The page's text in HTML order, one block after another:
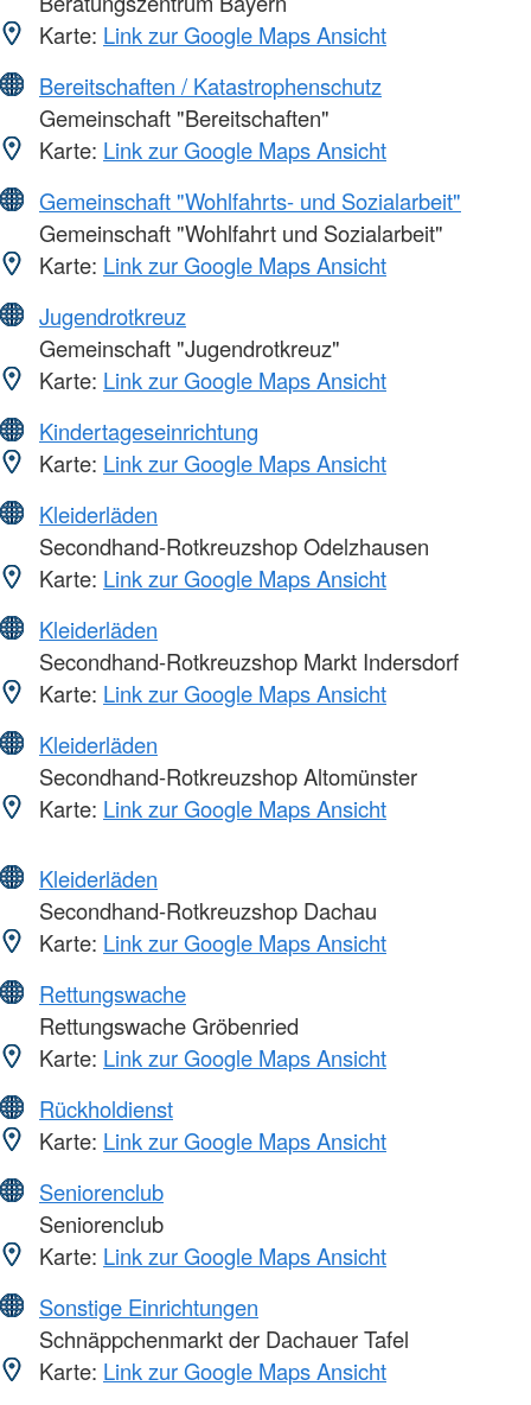
Karte: Link zur Google Maps Ansicht
Bereitschaften / Katastrophenschutz
Gemeinschaft "Bereitschaften"
Karte: Link zur Google Maps Ansicht
Gemeinschaft "Wohlfahrts- und Sozialarbeit"
Gemeinschaft "Wohlfahrt und Sozialarbeit"
Karte: Link zur Google Maps Ansicht
Jugendrotkreuz
Gemeinschaft "Jugendrotkreuz"
Karte: Link zur Google Maps Ansicht
Kindertageseinrichtung
Karte: Link zur Google Maps Ansicht
Kleiderläden
Secondhand-Rotkreuzshop Odelzhausen
Karte: Link zur Google Maps Ansicht
Kleiderläden
Secondhand-Rotkreuzshop Markt Indersdorf
Karte: Link zur Google Maps Ansicht
Kleiderläden
Secondhand-Rotkreuzshop Altomünster
Karte: Link zur Google Maps Ansicht
Kleiderläden
Secondhand-Rotkreuzshop Dachau
Karte: Link zur Google Maps Ansicht
Rettungswache
Rettungswache Gröbenried
Karte: Link zur Google Maps Ansicht
Rückholdienst
Karte: Link zur Google Maps Ansicht
Seniorenclub
Seniorenclub
Karte: Link zur Google Maps Ansicht
Sonstige Einrichtungen
Schnäppchenmarkt der Dachauer Tafel
Karte: Link zur Google Maps Ansicht